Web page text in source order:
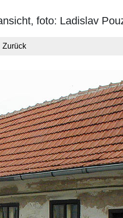
foto: Ladislav
Zurück